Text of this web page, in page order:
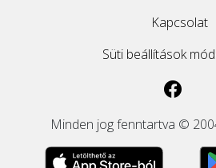
Kapcsolat
Süti beállítások
Minden jog fenntartva ©